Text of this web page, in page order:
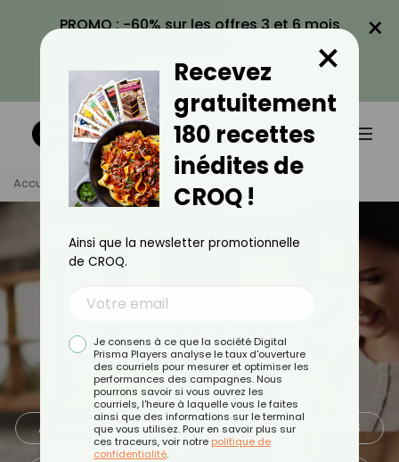
PROMO : -60% sur les offres 3 et 6 mois
VOIR LA PROMO
×
Accueil Actus
Conseils
TOUS ACTUALITÉS
ALIMENTATION ASTUCES CULINAIRES
Recevez
gratuitement
180 recettes
inédites de
CROQ !
×
Ainsi que la newsletter promotionnelle
de CROQ.
Je consens à ce que la société Digital
Prisma Players analyse le taux d'ouverture
des courriels pour mesurer et optimiser les
performances des campagnes. Nous
pourrons savoir si vous ouvrez les
courriels, l'heure à laquelle vous le faites
ainsi que des informations sur le terminal
que vous utilisez. Pour en savoir plus sur
ces traceurs, voir notre politique de
confidentialité.